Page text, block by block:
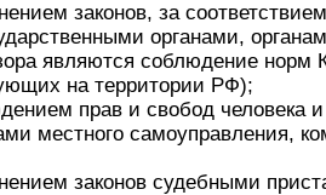
законов, за
органами,
являются соблюдение норм
на территории РФ);
прав и свобод человека
местного самоуправления,
законов судебными